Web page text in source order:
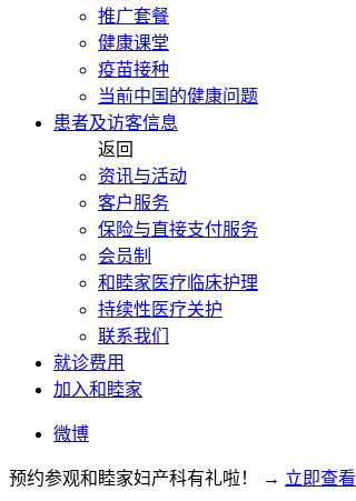
推广套餐
健康课堂
疫苗接种
当前中国的健康问题
患者及访客信息
返回
资讯与活动
客户服务
保险与直接支付服务
会员制
和睦家医疗临床护理
持续性医疗关护
联系我们
就诊费用
加入和睦家
微博
预约参观和睦家妇产科有礼啦！ → 立即查看